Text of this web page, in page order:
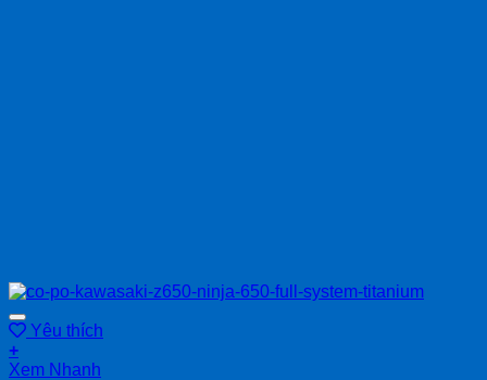
Yêu thích
+
Xem Nhanh